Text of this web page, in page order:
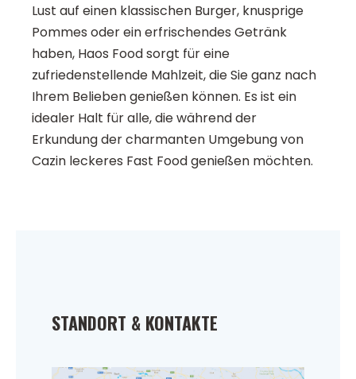
Lust auf einen klassischen Burger, knusprige
Pommes oder ein erfrischendes Getränk
haben, Haos Food sorgt für eine
zufriedenstellende Mahlzeit, die Sie ganz nach
Ihrem Belieben genießen können. Es ist ein
idealer Halt für alle, die während der
Erkundung der charmanten Umgebung von
Cazin leckeres Fast Food genießen möchten.
STANDORT & KONTAKTE